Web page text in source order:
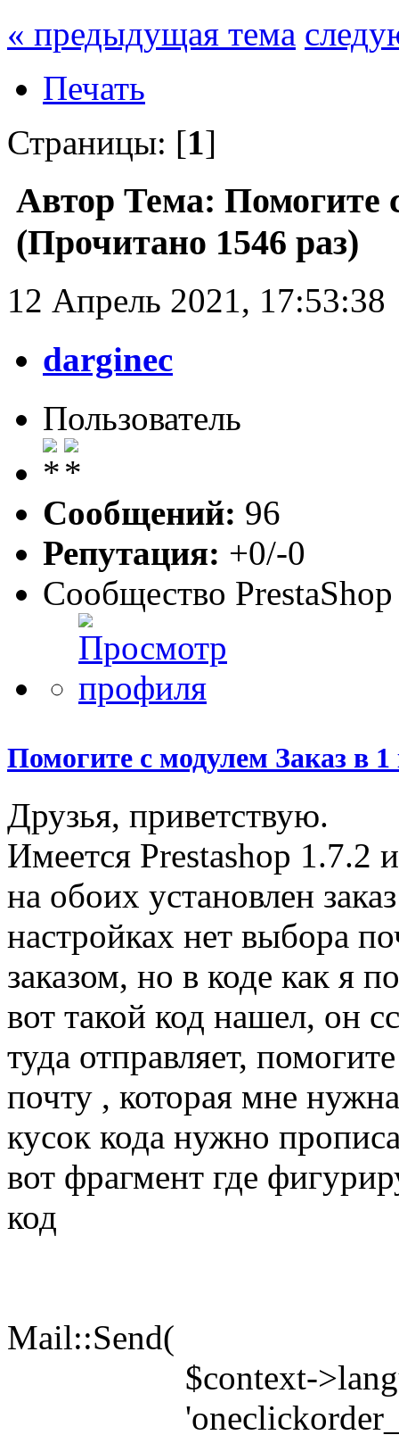
« предыдущая тема
Печать
Страницы: [1]
Автор Тема: Помогите
(Прочитано 1546 раз)
12 Апрель 2021, 17:53:38
darginec
Пользователь
Сообщений: 96
Репутация: +0/-0
Сообщество PrestaShop
Помогите с модулем Заказ в
Друзья, приветствую.
Имеется Prestashop 1.7.2
на обоих установлен
настройках нет выбора
заказом, но в коде как я
вот такой код нашел, он
туда отправляет,
почту , которая мне
кусок кода нужно
вот фрагмент где
код
Mail::Send(
$context-